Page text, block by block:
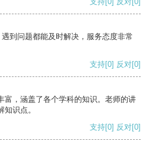
到问题都能及时解决，服务态度非常
支持[0] 反对[0]
富，涵盖了各个学科的知识。老师的讲
识点。
支持[0] 反对[0]